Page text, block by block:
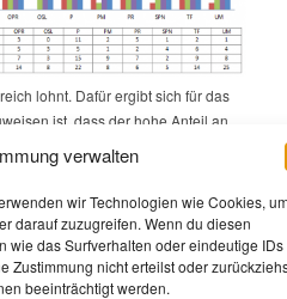
verwalten
wir Technologien wie Cookies,
darauf zuzugreifen. Wenn du diesen
wie das Surfverhalten oder eindeutige IDs
Zustimmung nicht erteilst oder
beeinträchtigt werden.
lohnt. Dafür ergibt sich für das
ist, dass der hohe Anteil an
Plakataktion im